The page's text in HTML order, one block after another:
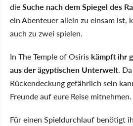
dieSuche nach dem Spiegel des
ein Abenteuer allein zu einsam ist,
auch zu zwei spielen.
In The Temple of Osiris kämpft ihr
aus der ägyptischen Unterwelt.
Rückendeckung gefährlich sein
Freunde auf eure Reise mitnehmen.
Für einen Spieldurchlauf benötigt